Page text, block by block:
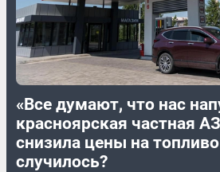
«Все думают, что нас
красноярская частная
снизила цены на
случилось?